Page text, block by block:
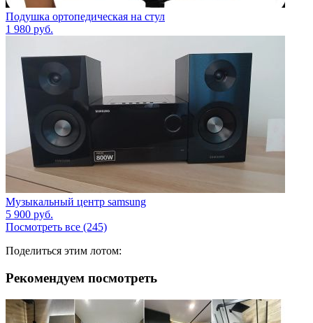
Подушка ортопедическая на стул
1 980 руб.
Музыкальный центр samsung
5 900 руб.
Посмотреть все (245)
Поделиться этим лотом:
Рекомендуем посмотреть